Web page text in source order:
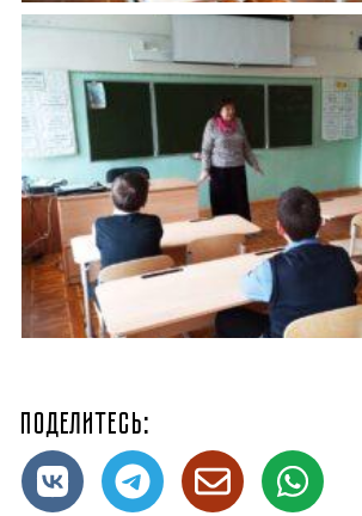
Поделитесь: